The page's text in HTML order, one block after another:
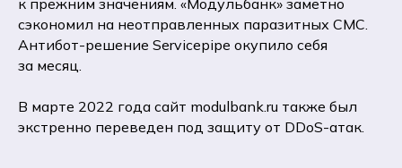
к прежним значениям. «Модульбанк» заметно
сэкономил на неотправленных паразитных СМС.
Антибот-решение Servicepipe окупило себя
за месяц.
В марте 2022 года сайт modulbank.ru также был
экстренно переведен под защиту от DDoS-атак.